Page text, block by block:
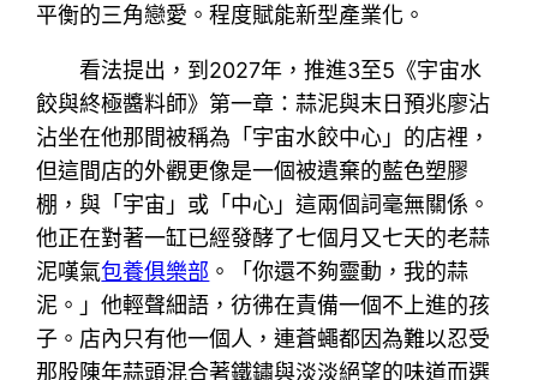
平衡的三角戀愛。程度賦能新型產業化。
看法提出，到2027年，推進3至5《宇宙水
餃與終極醬料師》第一章：蒜泥與末日預兆廖沾
沾坐在他那間被稱為「宇宙水餃中心」的店裡，
但這間店的外觀更像是一個被遺棄的藍色塑膠
棚，與「宇宙」或「中心」這兩個詞毫無關係。
他正在對著一缸已經發酵了七個月又七天的老蒜
泥嘆氣包養俱樂部 。「你還不夠靈動，我的蒜
泥。」他輕聲細語，彷彿在責備一個不上進的孩
子。店內只有他一個人，連蒼蠅都因為難以忍受
那股陳年蒜頭混合著鐵鏽與淡淡絕望的味道而選